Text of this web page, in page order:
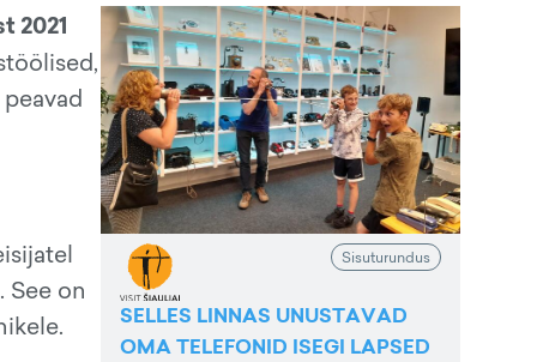
2021
See on
Sisuturundus
SELLES LINNAS UNUSTAVAD
OMA TELEFONID ISEGI LAPSED